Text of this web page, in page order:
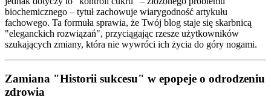
biochemicznego – tytuł zachowuje wiarygodność artykułu
fachowego. Ta formuła sprawia, że Twój blog staje się skarbnicą
"eleganckich rozwiązań", przyciągając rzesze użytkowników
szukających zmiany, która nie wywróci ich życia do góry nogami.
Zamiana "Historii sukcesu" w epopeje o odrodzeniu
zdrowia